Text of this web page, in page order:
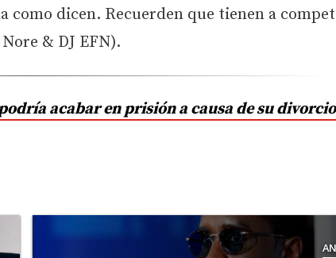
como dicen. Recuerden que tienen a
& DJ EFN).
acabar en prisión a causa de su divorcio